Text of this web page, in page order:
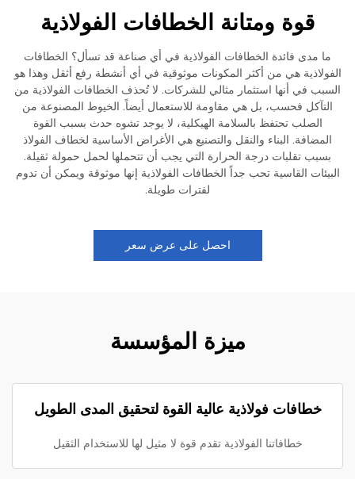
قوة ومتانة الخطافات الفولاذية
ما مدى فائدة الخطافات الفولاذية في أي صناعة قد تسأل؟ الخطافات
الفولاذية هي من أكثر المكونات موثوقية في أي أنشطة رفع أثقل وهذا هو
السبب في أنها استثمار مثالي للشركات. لا تُحذف الخطافات الفولاذية من
التآكل فحسب، بل هي مقاومة للاستعمال أيضاً. الخيوط المصنوعة من
الصلب تحتفظ بالسلامة الهيكلية، لا يوجد تشوه حدث بسبب القوة
المضافة. البناء والنقل والتصنيع هي الأغراض الأساسية لخطاف الفولاذ
بسبب تقلبات درجة الحرارة التي يجب أن تتحملها لحمل حمولة ثقيلة.
البيئات القاسية تحب جداً الخطافات الفولاذية إنها موثوقة ويمكن أن تدوم
لفترات طويلة.
احصل على عرض سعر
ميزة المؤسسة
خطافات فولاذية عالية القوة لتحقيق المدى الطويل
خطافاتنا الفولاذية تقدم قوة لا مثيل لها للاستخدام الثقيل